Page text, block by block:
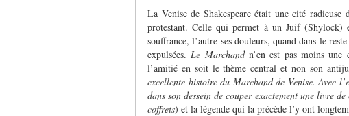
La Venise de Shakespeare était une cité
protestant. Celle qui permet à un Juif
souffrance, l’autre ses douleurs, quand dans le
expulsées.Le Marchandn’en est pas moins une
l’amitié en soit le thème central et non son
excellente histoire du Marchand de Venise. Avec
dans son dessein de couper exactement une livre
coffrets) et la légende qui la précède l’y ont